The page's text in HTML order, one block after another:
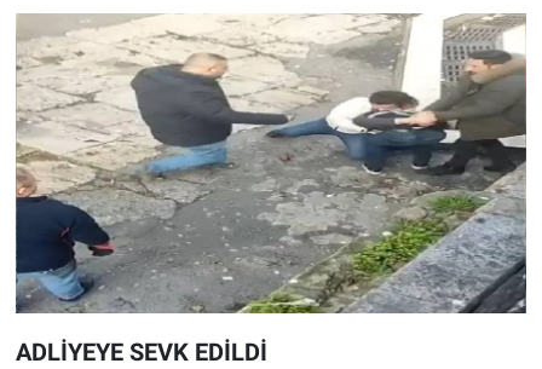
ADLİYEYE SEVK EDİLDİ
Spor
Teknoloji
Türkiye'nin Geleceği
Türkiye'nin Gündemi
Yerel Gündem